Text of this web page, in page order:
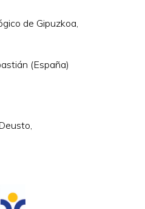
de Gipuzkoa,
(España)